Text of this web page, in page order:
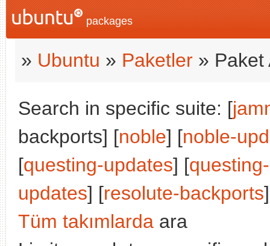
packages
» Ubuntu » Paketler » Paket
Search in specific suite: [
backports] [noble] [noble-
[questing-updates] [
updates] [resolute-backports
Tüm takımlarda ara